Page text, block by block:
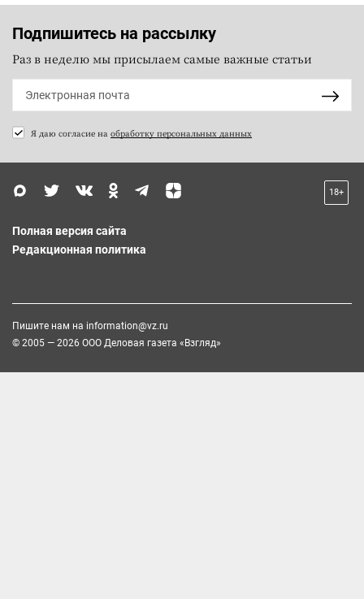
Подпишитесь на рассылку
Раз в неделю мы присылаем самые важные статьи
Я даю согласие на обработку персональных данных
18+
Полная версия сайта
Редакционная политика
Пишите нам на information@vz.ru
© 2005 — 2026 ООО Деловая газета «Взгляд»